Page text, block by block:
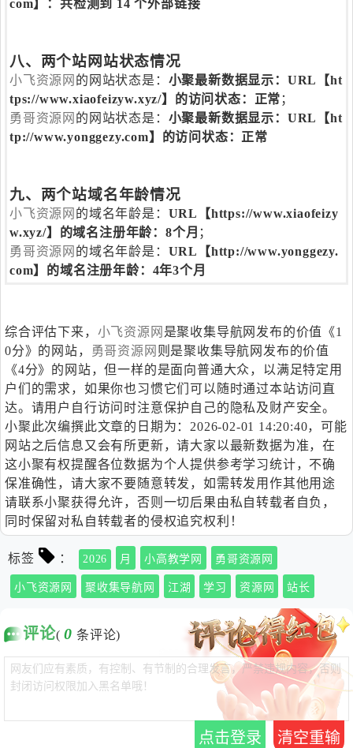
com】：共检测到 14 个外部链接
八、两个站网站状态情况
小飞资源网 的网站状态是： 小聚最新数据显示：URL【ht
tps://www.xiaofeizyw.xyz/】的访问状态：正常 ；
勇哥资源网 的网站状态是： 小聚最新数据显示：URL【ht
tp://www.yonggezy.com】的访问状态：正常
九、两个站域名年龄情况
小飞资源网 的域名年龄是： URL【https://www.xiaofeizy
w.xyz/】的域名注册年龄：8个月 ；
勇哥资源网 的域名年龄是： URL【http://www.yonggezy.
com】的域名注册年龄：4年3个月
综合评估下来， 小飞资源网 是聚收集导航网发布的价值《1
0分》的网站， 勇哥资源网 则是聚收集导航网发布的价值
《4分》的网站，但一样的是面向普通大众，以满足特定用
户们的需求，如果你也习惯它们可以随时通过本站访问直
达。请用户自行访问时注意保护自己的隐私及财产安全。
小聚此次编撰此文章的日期为：2026-02-01 14:20:40，可能
网站之后信息又会有所更新，请大家以最新数据为准，在
这小聚有权提醒各位数据为个人提供参考学习统计，不确
保准确性，请大家不要随意转发，如需转发用作其他用途
请联系小聚获得允许，否则一切后果由私自转载者自负，
同时保留对私自转载者的侵权追究权利！
标签 ： 2026 月 小高教学网 勇哥资源网
小飞资源网 聚收集导航网 江湖 学习 资源网 站长
评论(0 条评论)
点击登录 清空重输